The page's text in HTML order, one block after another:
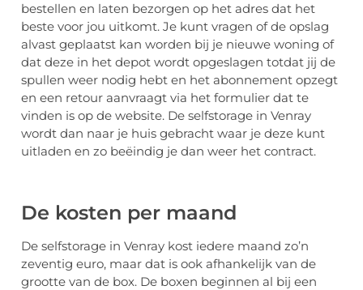
bestellen en laten bezorgen op het adres dat het
beste voor jou uitkomt. Je kunt vragen of de opslag
alvast geplaatst kan worden bij je nieuwe woning of
dat deze in het depot wordt opgeslagen totdat jij de
spullen weer nodig hebt en het abonnement opzegt
en een retour aanvraagt via het formulier dat te
vinden is op de website. De selfstorage in Venray
wordt dan naar je huis gebracht waar je deze kunt
uitladen en zo beëindig je dan weer het contract.
De kosten per maand
De selfstorage in Venray kost iedere maand zo’n
zeventig euro, maar dat is ook afhankelijk van de
grootte van de box. De boxen beginnen al bij een